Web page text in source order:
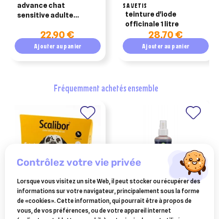
advance chat
sensitive adulte
croquettes pour chat
22,90 €
Ajouter au panier
SAVETIS
teinture d'iode
officinale 1 litre
28,70 €
Ajouter au panier
fréquemment achetés ensemble
SCALIBOR
scalibor collier grand chien
65cm
AUDEVARD
povidum solution spray
120ml
contrôlez votre vie privée
Lorsque vous visitez un site Web, il peut stocker ou récupérer des
informations sur votre navigateur, principalement sous la forme
de «cookies». Cette information, qui pourrait être à propos de
vous, de vos préférences, ou de votre appareil internet